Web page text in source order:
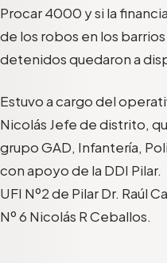
Procar 4000 y si la
de los robos en los
detenidos quedaron a
Estuvo a cargo del
Nicolás Jefe de distrito,
grupo GAD, Infantería,
con apoyo de la DDI Pilar.
UFI Nº2 de Pilar Dr. Raúl
Nº 6 Nicolás R Ceballos.